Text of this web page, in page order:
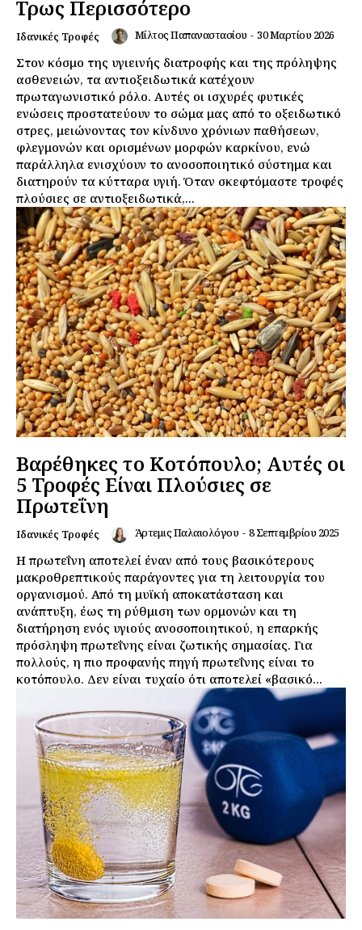
Τρως Περισσότερο
Ιδανικές Τροφές Μίλτος Παπαναστασίου - 30 Μαρτίου 2026
Στον κόσμο της υγιεινής διατροφής και της πρόληψης
ασθενειών, τα αντιοξειδωτικά κατέχουν
πρωταγωνιστικό ρόλο. Αυτές οι ισχυρές φυτικές
ενώσεις προστατεύουν το σώμα μας από το οξειδωτικό
στρες, μειώνοντας τον κίνδυνο χρόνιων παθήσεων,
φλεγμονών και ορισμένων μορφών καρκίνου, ενώ
παράλληλα ενισχύουν το ανοσοποιητικό σύστημα και
διατηρούν τα κύτταρα υγιή. Όταν σκεφτόμαστε τροφές
πλούσιες σε αντιοξειδωτικά,...
Βαρέθηκες το Κοτόπουλο; Αυτές οι
5 Τροφές Είναι Πλούσιες σε
Πρωτεΐνη
Ιδανικές Τροφές Άρτεμις Παλαιολόγου - 8 Σεπτεμβρίου 2025
Η πρωτεΐνη αποτελεί έναν από τους βασικότερους
μακροθρεπτικούς παράγοντες για τη λειτουργία του
οργανισμού. Από τη μυϊκή αποκατάσταση και
ανάπτυξη, έως τη ρύθμιση των ορμονών και τη
διατήρηση ενός υγιούς ανοσοποιητικού, η επαρκής
πρόσληψη πρωτεΐνης είναι ζωτικής σημασίας. Για
πολλούς, η πιο προφανής πηγή πρωτεΐνης είναι το
κοτόπουλο. Δεν είναι τυχαίο ότι αποτελεί «βασικό...